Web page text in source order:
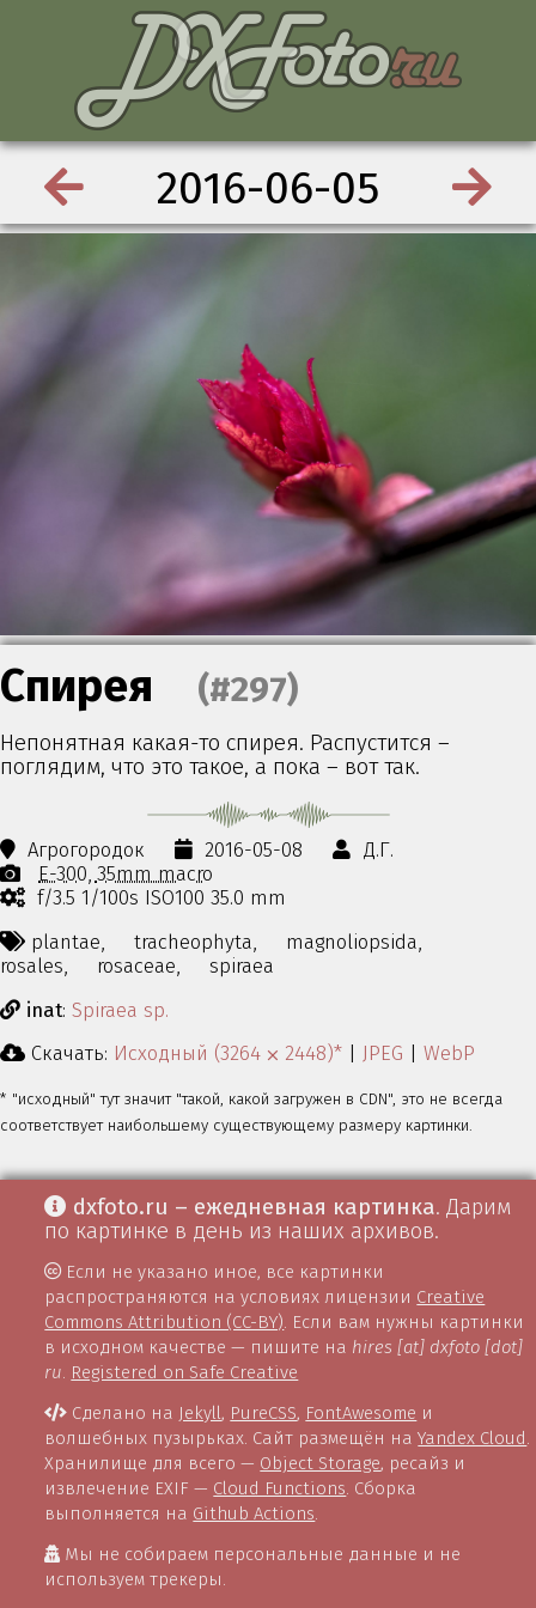
2016-06-05
Спирея (#297)
Непонятная какая-то спирея. Распустится –
поглядим, что это такое, а пока – вот так.
Агрогородок 2016-05-08
Д.Г.
E-300 35mm macro
f/3.5 1/100s ISO100 35.0 mm
plantae,
tracheophyta,
magnoliopsida,
rosales,
rosaceae,
spiraea
inat: Spiraea sp.
Скачать: Исходный (3264 ⨉ 2448)* JPEG WebP
* "исходный" тут значит "такой, какой загружен в CDN", это не всегда
соответствует наибольшему существующему размеру картинки.
dxfoto.ru – ежедневная картинка. Дарим
по картинке в день из наших архивов.
Если не указано иное, все картинки
распространяются на условиях лицензии Creative
Commons Attribution (CC-BY). Если вам нужны картинки
в исходном качестве — пишите на hires [at] dxfoto [dot]
ru. Registered on Safe Creative
Сделано на Jekyll, PureCSS, FontAwesome и
волшебных пузырьках. Сайт размещён наYandex Cloud.
Хранилище для всего — Object Storage, ресайз и
извлечение EXIF — Cloud Functions. Сборка
выполняется на Github Actions.
Мы не собираем персональные данные и не
используем трекеры.